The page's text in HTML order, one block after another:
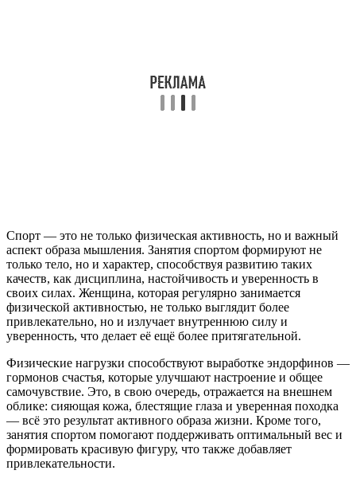
Спорт — это не только физическая активность, но и важный
аспект образа мышления. Занятия спортом формируют не
только тело, но и характер, способствуя развитию таких
качеств, как дисциплина, настойчивость и уверенность в
своих силах. Женщина, которая регулярно занимается
физической активностью, не только выглядит более
привлекательно, но и излучает внутреннюю силу и
уверенность, что делает её ещё более притягательной.
Физические нагрузки способствуют выработке эндорфинов —
гормонов счастья, которые улучшают настроение и общее
самочувствие. Это, в свою очередь, отражается на внешнем
облике: сияющая кожа, блестящие глаза и уверенная походка
— всё это результат активного образа жизни. Кроме того,
занятия спортом помогают поддерживать оптимальный вес и
формировать красивую фигуру, что также добавляет
привлекательности.